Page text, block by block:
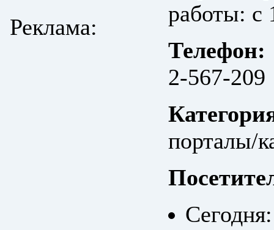
Реклама:
работы: с
Телефон:
2-567-209
порталы/